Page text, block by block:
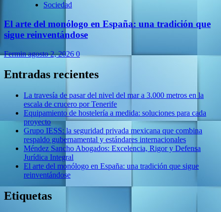
Sociedad
El arte del monólogo en España: una tradición que
sigue reinventándose
Ferminagosto 2, 20260
Entradas recientes
La travesía de pasar del nivel del mar a 3.000 metros en la
escala de crucero por Tenerife
Equipamiento de hostelería a medida: soluciones para cada
proyecto
Grupo IESS: la seguridad privada mexicana que combina
respaldo gubernamental y estándares internacionales
Méndez Sancho Abogados: Excelencia, Rigor y Defensa
Jurídica Integral
El arte del monólogo en España: una tradición que sigue
reinventándose
Etiquetas